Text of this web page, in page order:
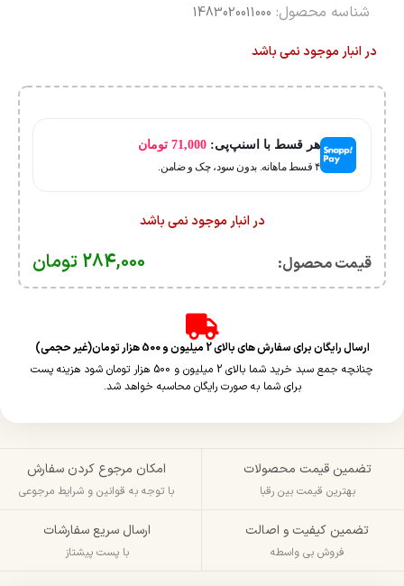
شناسه محصول: 1483020011000
در انبار موجود نمی باشد
هر قسط با اسنپ‌پی: 71,000 تومان
۴ قسط ماهانه. بدون سود، چک و ضامن.
در انبار موجود نمی باشد
قیمت محصول:​ 284,000 تومان
ارسال رایگان برای سفارش های بالای 2 میلیون و 500 هزار تومان(غیر حجمی)
چنانچه جمع سبد خرید شما بالای 2 میلیون و 500 هزار تومان شود هزینه پست
برای شما به صورت رایگان محاسبه خواهد شد.
تضمین قیمت محصولات
بهترین قیمت بین رقبا
امکان مرجوع کردن سفارش
با توجه به قوانین و شرایط مرجوعی
تضمین کیفیت و اصالت
فروش بی واسطه
ارسال سریع سفارشات
با پست پیشتاز